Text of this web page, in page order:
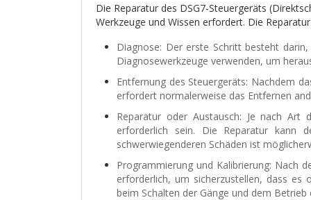
Die Reparatur des DSG7-Steuergeräts
Werkzeuge und Wissen erfordert. Die
Diagnose: Der erste Schritt besteht
Diagnosewerkzeuge verwenden, um
Entfernung des Steuergeräts: Nachdem
erfordert normalerweise das Entfernen
Reparatur oder Austausch: Je nach Art
erforderlich sein. Die Reparatur kann
schwerwiegenderen Schäden ist
Programmierung und Kalibrierung: Nach
erforderlich, um sicherzustellen, dass
beim Schalten der Gänge und dem